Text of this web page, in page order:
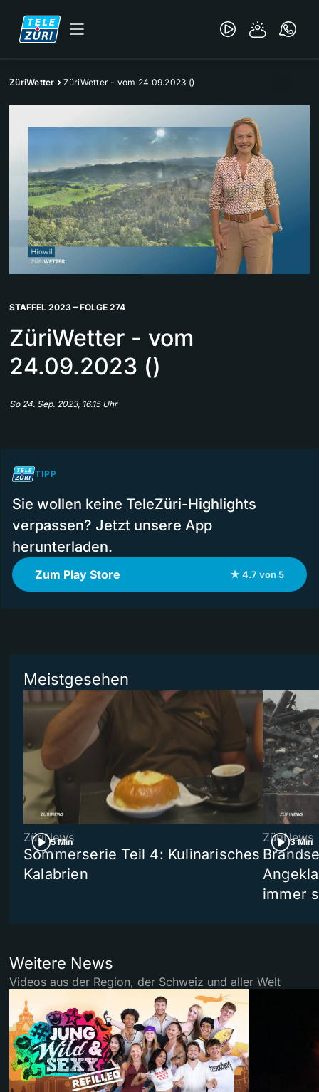
ZüriWetter ZüriWetter - vom 24.09.2023 ()
STAFFEL 2023 – FOLGE 274
ZüriWetter - vom
24.09.2023 ()
So 24. Sep. 2023, 16.15 Uhr
TIPP
Sie wollen keine TeleZüri-Highlights
verpassen? Jetzt unsere App
herunterladen.
Zum Play Store ★ 4.7 von 5
Meistgesehen
5 Min
ZüriNews
Sommerserie Teil 4: Kulinarisches
Kalabrien
3 Min
ZüriNews
immer
Weitere News
Videos aus der Region, der Schweiz und aller Welt